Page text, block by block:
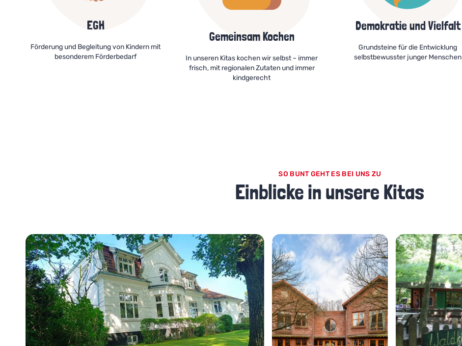
EGH
Förderung und Begleitung von Kindern mit
besonderem Förderbedarf
Gemeinsam Kochen
In unseren Kitas kochen wir selbst – immer
frisch, mit regionalen Zutaten und immer
kindgerecht
Demokratie und Vielfalt
Grundsteine für die Entwicklung
selbstbewusster junger Menschen
SO BUNT GEHT ES BEI UNS ZU
Einblicke in unsere Kitas